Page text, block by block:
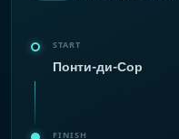
START
Понти-ди-Сор
FINISH